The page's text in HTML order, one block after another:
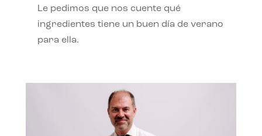
Le pedimos que nos cuente qué
ingredientes tiene un buen día de verano
para ella.